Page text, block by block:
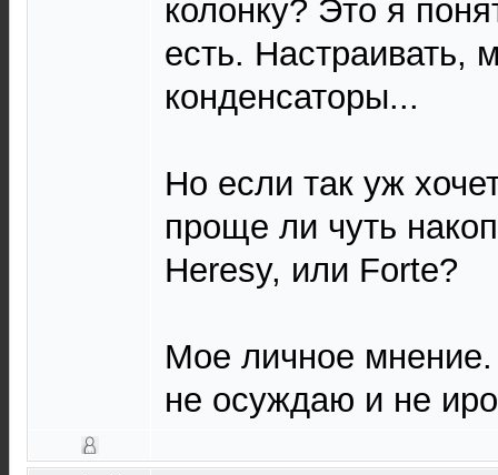
колонку? Это я
есть. Настраивать,
конденсаторы...
Но если так уж
проще ли чуть
Heresy, или Forte?
Мое личное
не осуждаю и не